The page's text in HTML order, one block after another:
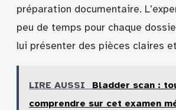
préparation documentaire.
peu de temps pour chaque
lui présenter des pièces claires
LIRE AUSSI
Bladder scan :
comprendre sur cet examen